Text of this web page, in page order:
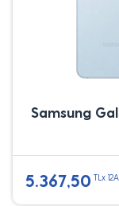
Samsung
5.367,50 TLx